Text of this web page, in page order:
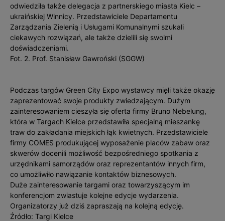
odwiedziła także delegacja z partnerskiego miasta Kielc –
ukraińskiej Winnicy. Przedstawiciele Departamentu
Zarządzania Zielenią i Usługami Komunalnymi szukali
ciekawych rozwiązań, ale także dzielili się swoimi
doświadczeniami.
Fot. 2. Prof. Stanisław Gawroński (SGGW)
Podczas targów Green City Expo wystawcy mięli także okazję
zaprezentować swoje produkty zwiedzającym. Dużym
zainteresowaniem cieszyła się oferta firmy Bruno Nebelung,
która w Targach Kielce przedstawiła specjalną mieszankę
traw do zakładania miejskich łąk kwietnych. Przedstawiciele
firmy COMES produkującej wyposażenie placów zabaw oraz
skwerów docenili możliwość bezpośredniego spotkania z
urzędnikami samorządów oraz reprezentantów innych firm,
co umożliwiło nawiązanie kontaktów biznesowych.
Duże zainteresowanie targami oraz towarzyszącym im
konferencjom zwiastuje kolejne edycje wydarzenia.
Organizatorzy już dziś zapraszają na kolejną edycję.
Źródło: Targi Kielce